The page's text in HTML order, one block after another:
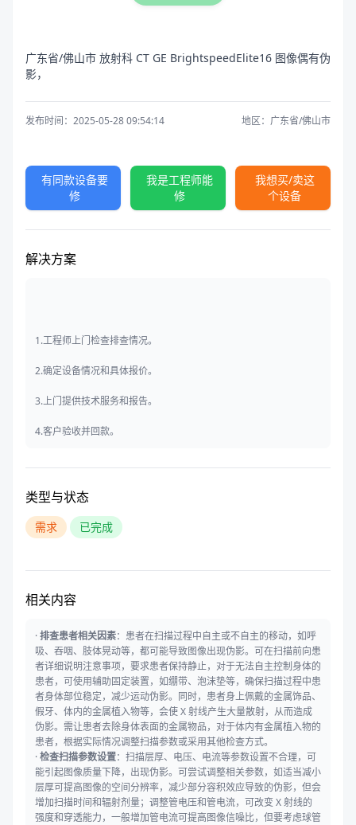
广东省/佛山市 放射科 CT GE BrightspeedElite16 图像偶有伪
影，
发布时间：2025-05-28 09:54:14 地区：广东省/佛山市
有同款设备要
修
我是工程师能
修
我想买/卖这
个设备
解决方案
1.工程师上门检查排查情况。
2.确定设备情况和具体报价。
3.上门提供技术服务和报告。
4.客户验收并回款。
类型与状态
需求 已完成
相关内容
·排查患者相关因素：患者在扫描过程中自主或不自主的移动，如呼
吸、吞咽、肢体晃动等，都可能导致图像出现伪影。可在扫描前向患
者详细说明注意事项，要求患者保持静止，对于无法自主控制身体的
患者，可使用辅助固定装置，如绷带、泡沫垫等，确保扫描过程中患
者身体部位稳定，减少运动伪影。同时，患者身上佩戴的金属饰品、
假牙、体内的金属植入物等，会使 X 射线产生大量散射，从而造成
伪影。需让患者去除身体表面的金属物品，对于体内有金属植入物的
患者，根据实际情况调整扫描参数或采用其他检查方式。
·检查扫描参数设置：扫描层厚、电压、电流等参数设置不合理，可
能引起图像质量下降，出现伪影。可尝试调整相关参数，如适当减小
层厚可提高图像的空间分辨率，减少部分容积效应导致的伪影，但会
增加扫描时间和辐射剂量；调整管电压和管电流，可改变 X 射线的
强度和穿透能力，一般增加管电流可提高图像信噪比，但要考虑球管